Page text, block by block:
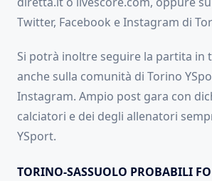
Twitter, Facebook e Instagram di
Si potrà inoltre seguire la partita in
anche sulla comunità di Torino
Instagram. Ampio post gara con
calciatori e dei degli allenatori
YSport.
TORINO-SASSUOLO PROBABILI